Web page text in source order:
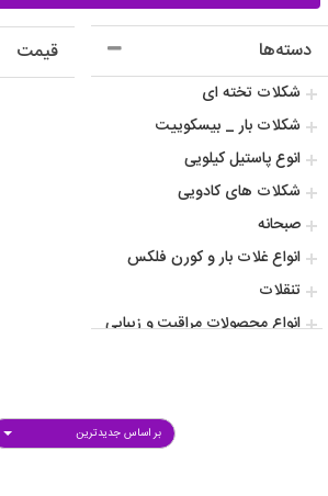
دسته‌ها
شکلات تخته ای
شکلات بار _ بیسکوییت
انوع پاستیل کیلویی
شکلات های کادویی
صبحانه
انواع غلات بار و کورن فلکس
تنقلات
انواع محصولات مراقبت و زیبایی
افزودنی و طعم دهنده ها
قیمت
بر اساس جدیدترین